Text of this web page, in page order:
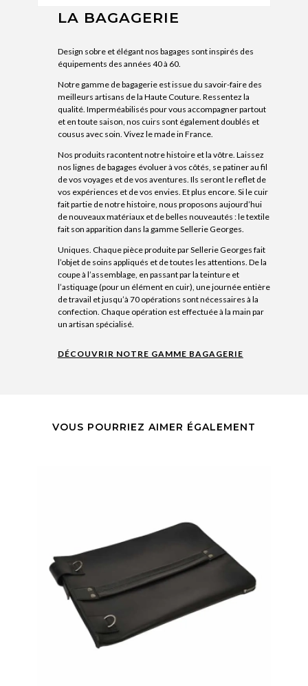
LA BAGAGERIE
Design sobre et élégant nos bagages sont inspirés des
équipements des années 40 à 60.
Notre gamme de bagagerie est issue du savoir-faire des
meilleurs artisans de la Haute Couture. Ressentez la
qualité. Imperméabilisés pour vous accompagner partout
et en toute saison, nos cuirs sont également doublés et
cousus avec soin. Vivez le made in France.
Nos produits racontent notre histoire et la vôtre. Laissez
nos lignes de bagages évoluer à vos côtés, se patiner au fil
de vos voyages et de vos aventures. Ils seront le reflet de
vos expériences et de vos envies. Et plus encore. Si le cuir
fait partie de notre histoire, nous proposons aujourd’hui
de nouveaux matériaux et de belles nouveautés : le textile
fait son apparition dans la gamme Sellerie Georges.
Uniques. Chaque pièce produite par Sellerie Georges fait
l’objet de soins appliqués et de toutes les attentions. De la
coupe à l’assemblage, en passant par la teinture et
l’astiquage (pour un élément en cuir), une journée entière
de travail et jusqu’à 70 opérations sont nécessaires à la
confection. Chaque opération est effectuée à la main par
un artisan spécialisé.
DÉCOUVRIR NOTRE GAMME BAGAGERIE
VOUS POURRIEZ AIMER ÉGALEMENT